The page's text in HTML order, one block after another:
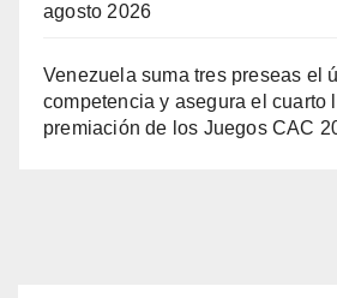
agosto 2026
Venezuela suma tres preseas el
competencia y asegura el cuarto
premiación de los Juegos CAC